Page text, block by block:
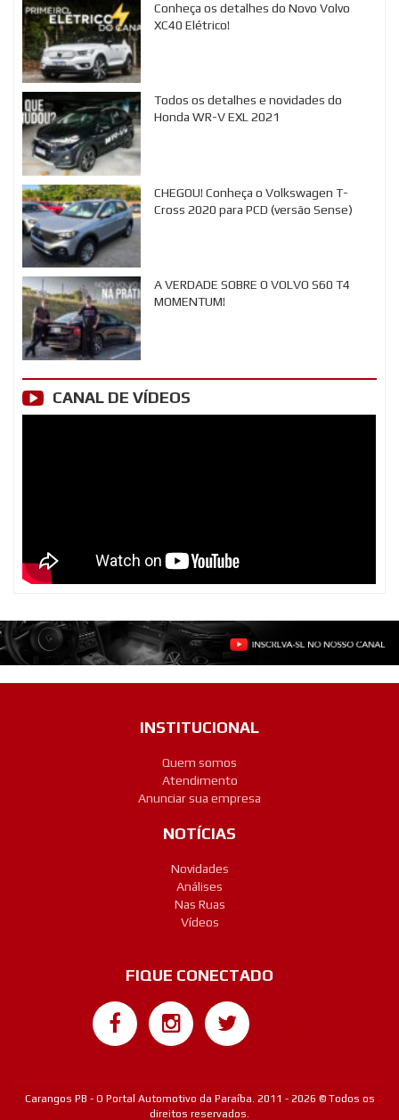
Conheça os detalhes do Novo Volvo
XC40 Elétrico!
Todos os detalhes e novidades do
Honda WR-V EXL 2021
CHEGOU! Conheça o Volkswagen T-
Cross 2020 para PCD (versão Sense)
A VERDADE SOBRE O VOLVO S60 T4
MOMENTUM!
CANAL DE VÍDEOS
INSTITUCIONAL
Quem somos
Atendimento
Anunciar sua empresa
NOTÍCIAS
Novidades
Análises
Nas Ruas
Vídeos
FIQUE CONECTADO
Carangos PB - O Portal Automotivo da Paraíba. 2011 - 2026 © Todos os
direitos reservados.